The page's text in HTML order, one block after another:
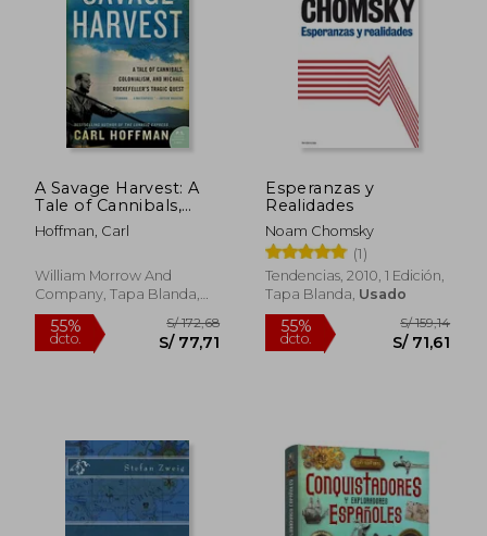
40%
dcto.
40%
dcto.
A Savage Harvest: A
Tale of Cannibals,
Colonialism, and
Michael Rockefeller's
Primitive Art (en
Inglés)
Hoffman, Carl
William Morrow And
Company, Tapa Blanda,
Nuevo
Esperanzas y
Realidades
Noam Chomsky
(1)
Tendencias, 2010, 1 Edición,
Tapa Blanda, Usado